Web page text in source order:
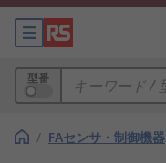
型番
/ FAセンサ・制御機器